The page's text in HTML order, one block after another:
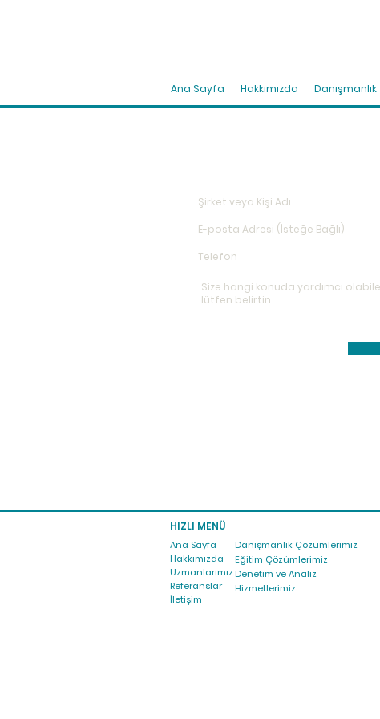
Ana Sayfa Hakkımızda Danışmanlık
HIZLI MENÜ
Ana Sayfa
Hakkımızda
Uzmanlarımız
Referanslar
İletişim
Danışmanlık Çözümlerimiz
Eğitim Çözümlerimiz
Denetim ve Analiz
Hizmetlerimiz